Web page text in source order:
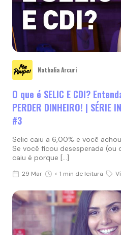
Nathalia Arcuri
O que é SELIC E CDI?
PERDER DINHEIRO! | SÉRIE
#3
Selic caiu a 6,00% e você
Se você ficou desesperada (ou
caiu é porque […]
29 Mar < 1 min de leitura